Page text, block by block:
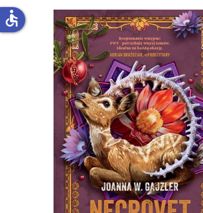
accessible
Zwiększ rozmiar czcionki
Zmniejsz rozmiar czcionki
Odwróć kolory
Skala szarości
Powiększony kursor
Pomoc w czytaniu
Podkreślenie linków